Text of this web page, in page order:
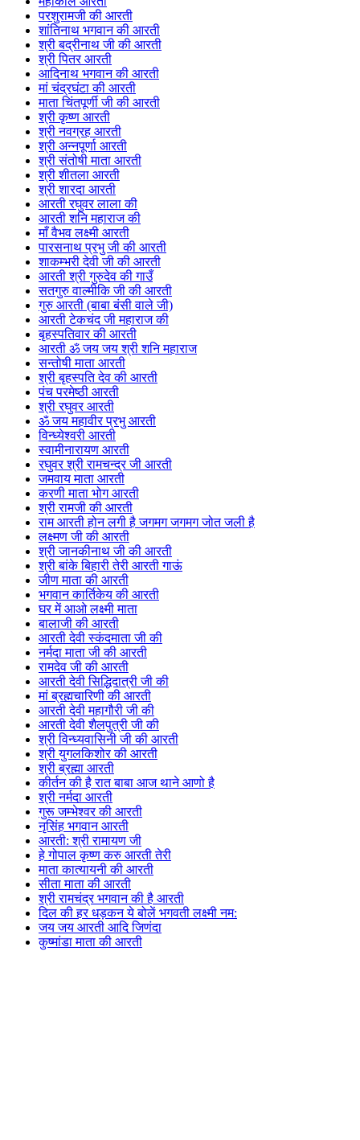
परशुरामजी की आरती
शांतिनाथ भगवान की आरती
श्री बद्रीनाथ जी की आरती
श्री पितर आरती
आदिनाथ भगवान की आरती
मां चंद्रघंटा की आरती
माता चिंतपूर्णी जी की आरती
श्री कृष्ण आरती
श्री नवग्रह आरती
श्री अन्नपूर्णा आरती
श्री संतोषी माता आरती
श्री शीतला आरती
श्री शारदा आरती
आरती रघुवर लाला की
आरती शनि महाराज की
माँ वैभव लक्ष्मी आरती
पारसनाथ प्रभु जी की आरती
शाकम्भरी देवी जी की आरती
आरती श्री गुरुदेव की गाउँ
सतगुरु वाल्मीकि जी की आरती
गुरु आरती (बाबा बंसी वाले जी)
आरती टेकचंद जी महाराज की
बृहस्पतिवार की आरती
आरती ॐ जय जय श्री शनि महाराज
सन्तोषी माता आरती
श्री बृहस्पति देव की आरती
पंच परमेष्ठी आरती
श्री रघुवर आरती
ॐ जय महावीर प्रभु आरती
विन्ध्येश्वरी आरती
स्वामीनारायण आरती
रघुवर श्री रामचन्द्र जी आरती
जमवाय माता आरती
करणी माता भोग आरती
श्री रामजी की आरती
राम आरती होन लगी है जगमग जगमग जोत जली है
लक्ष्मण जी की आरती
श्री जानकीनाथ जी की आरती
श्री बांके बिहारी तेरी आरती गाऊं
जीण माता की आरती
भगवान कार्तिकेय की आरती
घर में आओ लक्ष्मी माता
बालाजी की आरती
आरती देवी स्कंदमाता जी की
नर्मदा माता जी की आरती
रामदेव जी की आरती
आरती देवी सिद्धिदात्री जी की
मां ब्रह्मचारिणी की आरती
आरती देवी महागौरी जी की
आरती देवी शैलपुत्री जी की
श्री विन्ध्यवासिनी जी की आरती
श्री युगलकिशोर की आरती
श्री ब्रह्मा आरती
कीर्तन की है रात बाबा आज थाने आणो है
श्री नर्मदा आरती
गुरू जम्भेश्वर की आरती
नृसिंह भगवान आरती
आरती: श्री रामायण जी
हे गोपाल कृष्ण करु आरती तेरी
माता कात्यायनी की आरती
सीता माता की आरती
श्री रामचंद्र भगवान की है आरती
दिल की हर धड़कन ये बोलें भगवती लक्ष्मी नम:
जय जय आरती आदि जिणंदा
कुष्मांडा माता की आरती